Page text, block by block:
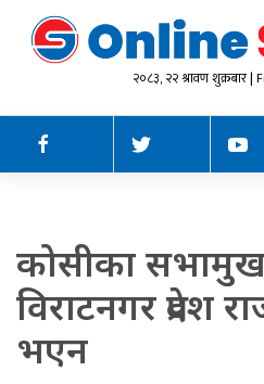
२०८३, २२ श्रावण शुक्रबार
कोसीका
विराटनगर प्रदेश
भएन